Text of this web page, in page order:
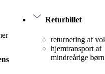
Returbillet
returnering af
hjemtransport af
mindreårige børn